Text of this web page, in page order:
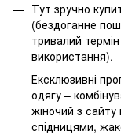
Тут зручно
(бездоганне
тривалий
використання).
Ексклюзивні
одягу –
жіночий з
спідницями,